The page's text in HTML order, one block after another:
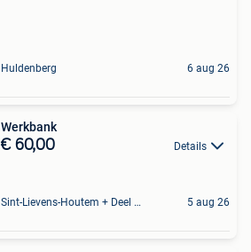
Huldenberg 6 aug 26
Werkbank
€ 60,00 Details
Sint-Lievens-Houtem + Deel Oombergen 5 aug 26